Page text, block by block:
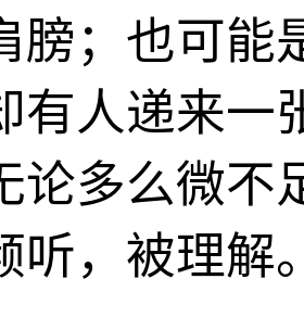
膀；也可能
有人递来一
论多么微不
听，被理解